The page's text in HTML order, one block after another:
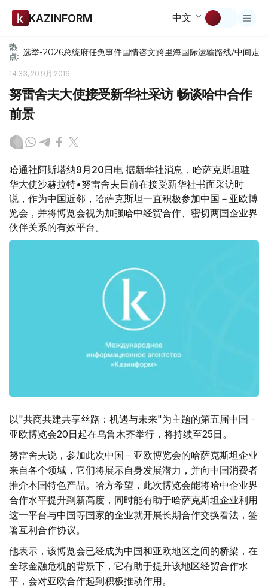
KAZINFORM 中文
热
点: 选举-2026总统府任免事件国情咨文跨里海国际运输路线/中间走廊
14:33, 20 9月 2016
努雷舍夫大使接受新华社采访 畅谈哈中合作
前景
哈通社阿斯塔纳9月20日电 据新华社消息，哈萨克斯坦驻
华大使沙赫拉特•努雷舍夫日前在接受新华社书面采访时
说，作为中国近邻，哈萨克斯坦一直积极参加中国－亚欧博
览会，并将博览会视为加强哈中经贸合作、密切两国企业界
伙伴关系的有效平台。
以"共商共建共享丝路：机遇与未来"为主题的第五届中国－
亚欧博览会20日起在乌鲁木齐举行，将持续至25日。
努雷舍夫说，参加此次中国－亚欧博览会的哈萨克斯坦企业
来自各个领域，它们将展示自身发展潜力，并向中国消费者
推介本国特色产品。哈方希望，此次博览会能将哈中企业界
合作水平提升到新高度，同时能有助于哈萨克斯坦企业利用
这一平台与中国等国家的企业就开展长期合作交换看法，签
署互利合作协议。
他表示，该博览会已经成为中国和亚欧地区之间的桥梁，在
全球金融危机的背景下，它有助于提升该地区经贸合作水
平，会对亚欧合作起到积极推动作用。